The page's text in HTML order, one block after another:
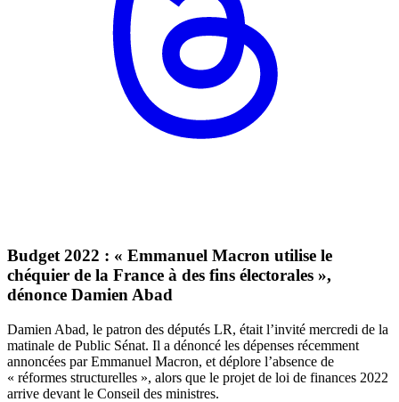
Budget 2022 : « Emmanuel Macron utilise le
chéquier de la France à des fins électorales »,
dénonce Damien Abad
Damien Abad, le patron des députés LR, était l’invité mercredi de la
matinale de Public Sénat. Il a dénoncé les dépenses récemment
annoncées par Emmanuel Macron, et déplore l’absence de
« réformes structurelles », alors que le projet de loi de finances 2022
arrive devant le Conseil des ministres.